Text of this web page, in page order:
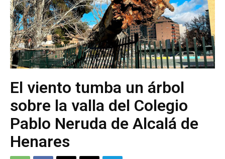
El viento tumba un árbol
sobre la valla del Colegio
Pablo Neruda de Alcalá de
Henares